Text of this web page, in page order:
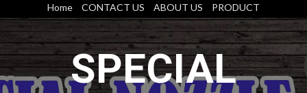
content
Home CONTACT US ABOUT US PRODUCT
SPECIAL